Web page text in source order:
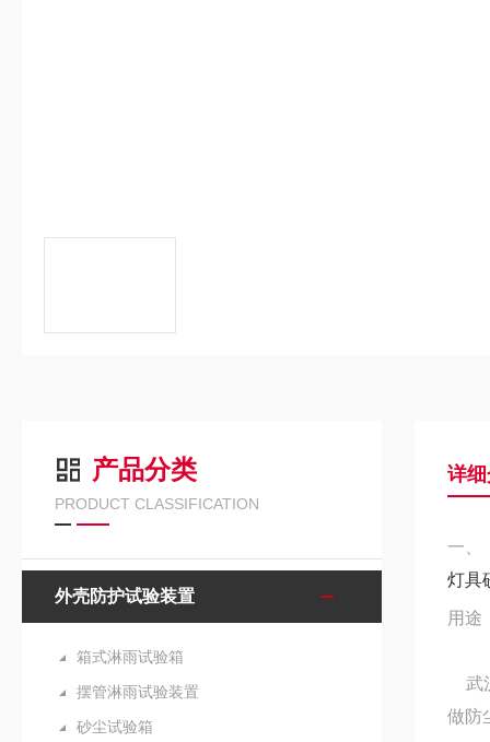
产品分类
PRODUCT CLASSIFICATION
外壳防护试验装置
箱式淋雨试验箱
摆管淋雨试验装置
砂尘试验箱
详
一、
灯具
用途
武
做防